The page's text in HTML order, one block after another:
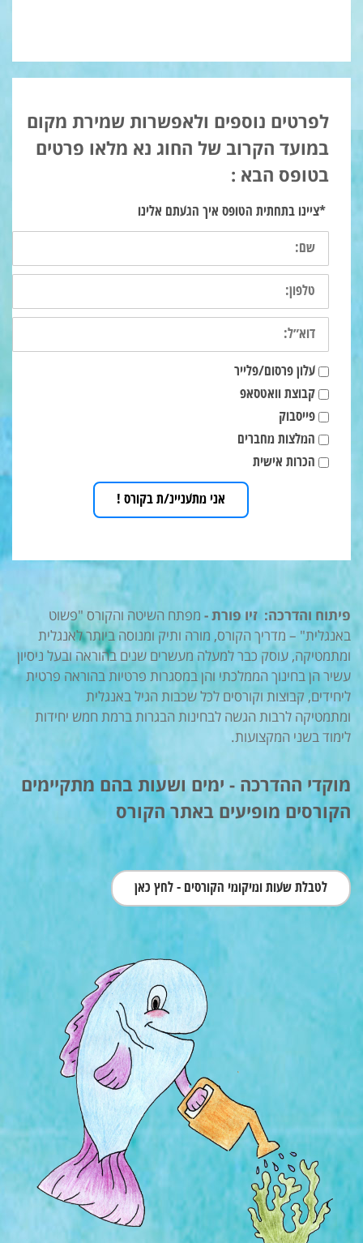
לפרטים נוספים ולאפשרות שמירת מקום
במועד הקרוב של החוג נא מלאו פרטים
בטופס הבא :
*ציינו בתחתית הטופס איך הגעתם אלינו
שם:
טלפון:
דוא״ל:
איך
שמעתי
על
הקורס
?
עלון פרסום/פלייר
קבוצת וואטסאפ
פייסבוק
המלצות מחברים
הכרות אישית
אני מתעניינ/ת בקורס !
פיתוח והדרכה: זיו פורת - מפתח השיטה והקורס "פשוט
באנגלית" – מדריך הקורס, מורה ותיק ומנוסה ביותר לאנגלית
ומתמטיקה, עוסק כבר למעלה מעשרים שנים בהוראה ובעל ניסיון
עשיר הן בחינוך הממלכתי והן במסגרות פרטיות בהוראה פרטית
ליחידים, קבוצות וקורסים לכל שכבות הגיל באנגלית
ומתמטיקה לרבות הגשה לבחינות הבגרות ברמת חמש יחידות
לימוד בשני המקצועות.
מוקדי ההדרכה - ימים ושעות בהם מתקיימים
הקורסים מופיעים באתר הקורס
לטבלת שעות ומיקומי הקורסים - לחץ כאן